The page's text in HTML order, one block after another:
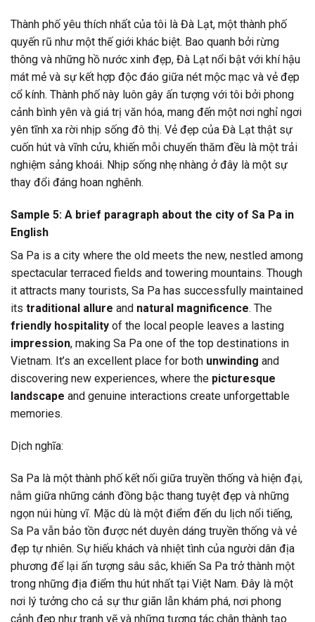
Thành phố yêu thích nhất của tôi là Đà Lạt, một thành phố
quyến rũ như một thế giới khác biệt. Bao quanh bởi rừng
thông và những hồ nước xinh đẹp, Đà Lạt nổi bật với khí hậu
mát mẻ và sự kết hợp độc đáo giữa nét mộc mạc và vẻ đẹp
cổ kính. Thành phố này luôn gây ấn tượng với tôi bởi phong
cảnh bình yên và giá trị văn hóa, mang đến một nơi nghỉ ngơi
yên tĩnh xa rời nhịp sống đô thị. Vẻ đẹp của Đà Lạt thật sự
cuốn hút và vĩnh cửu, khiến mỗi chuyến thăm đều là một trải
nghiệm sảng khoái. Nhịp sống nhẹ nhàng ở đây là một sự
thay đổi đáng hoan nghênh.
Sample 5: A brief paragraph about the city of Sa Pa in
English
Sa Pa is a city where the old meets the new, nestled among
spectacular terraced fields and towering mountains. Though
it attracts many tourists, Sa Pa has successfully maintained
its traditional allure and natural magnificence. The
friendly hospitality of the local people leaves a lasting
impression, making Sa Pa one of the top destinations in
Vietnam. It’s an excellent place for both unwinding and
discovering new experiences, where the picturesque
landscape and genuine interactions create unforgettable
memories.
Dịch nghĩa:
Sa Pa là một thành phố kết nối giữa truyền thống và hiện đại,
nằm giữa những cánh đồng bậc thang tuyệt đẹp và những
ngọn núi hùng vĩ. Mặc dù là một điểm đến du lịch nổi tiếng,
Sa Pa vẫn bảo tồn được nét duyên dáng truyền thống và vẻ
đẹp tự nhiên. Sự hiếu khách và nhiệt tình của người dân địa
phương để lại ấn tượng sâu sắc, khiến Sa Pa trở thành một
trong những địa điểm thu hút nhất tại Việt Nam. Đây là một
nơi lý tưởng cho cả sự thư giãn lẫn khám phá, nơi phong
cảnh đẹp như tranh vẽ và những tương tác chân thành tạo